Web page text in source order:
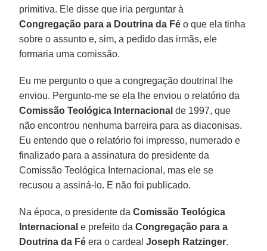
primitiva. Ele disse que iria perguntar à
Congregação para a Doutrina da Fé o que ela tinha
sobre o assunto e, sim, a pedido das irmãs, ele
formaria uma comissão.
Eu me pergunto o que a congregação doutrinal lhe
enviou. Pergunto-me se ela lhe enviou o relatório da
Comissão Teológica Internacional de 1997, que
não encontrou nenhuma barreira para as diaconisas.
Eu entendo que o relatório foi impresso, numerado e
finalizado para a assinatura do presidente da
Comissão Teológica Internacional, mas ele se
recusou a assiná-lo. E não foi publicado.
Na época, o presidente daComissão Teológica
Internacional e prefeito daCongregação para a
Doutrina da Fé era o cardealJoseph Ratzinger.